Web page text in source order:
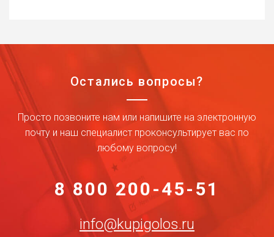
Остались вопросы?
Просто позвоните нам или напишите на электронную
почту и наш специалист проконсультирует вас по
любому вопросу!
8 800 200-45-51
info@kupigolos.ru